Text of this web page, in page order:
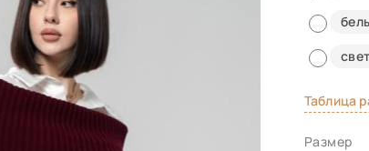
Таблица
Размер